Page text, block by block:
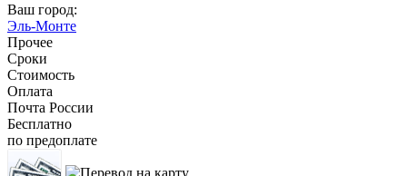
Ваш город:
Эль-Монте
Прочее
Сроки
Стоимость
Оплата
Почта России
Бесплатно
по предоплате